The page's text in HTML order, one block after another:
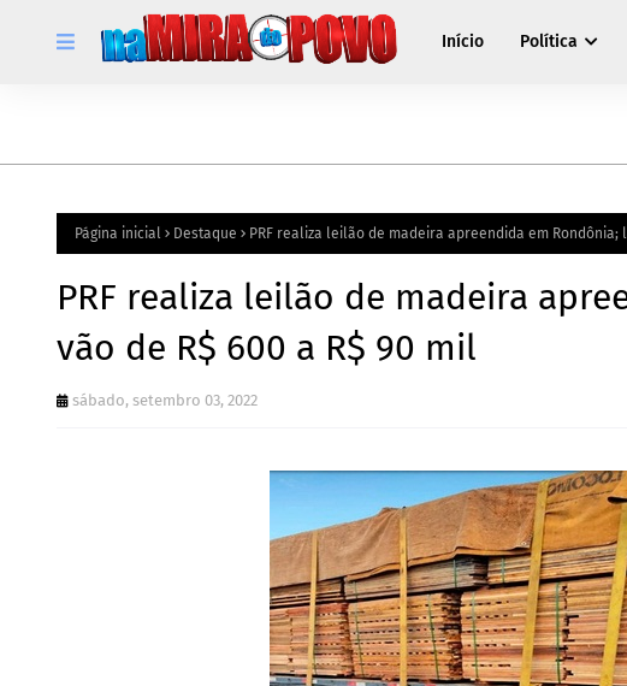
Início Política
Página inicial Destaque PRF realiza leilão de madeira apreendida em Rondônia;
PRF realiza leilão de madeira
vão de R$ 600 a R$ 90 mil
sábado, setembro 03, 2022